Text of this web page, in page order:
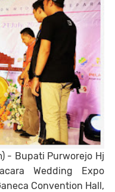
- Bupati Purworejo Hj
Wedding Expo
Convention Hall,